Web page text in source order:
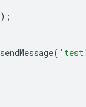
);
sendMessage(